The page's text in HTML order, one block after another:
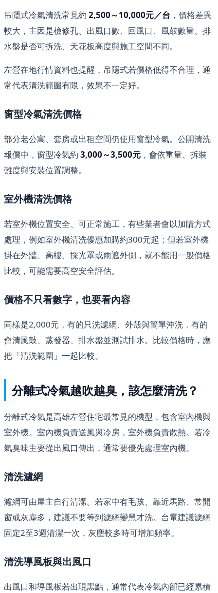
吊隱式冷氣清洗常見約 2,500～10,000元／台 ，價格差異
較大，主因是檢修孔、出風口數、回風口、風鼓數量、排
水盤是否可拆洗、天花板高度與施工空間不同。
左營在地行情資料也提醒，吊隱式若價格低得不合理，通
常代表清洗範圍有限，效果不一定好。
窗型冷氣清洗價格
部分老公寓、套房或出租空間仍使用窗型冷氣。公開清洗
報價中，窗型冷氣約 3,000～3,500元 ，會依重量、拆裝
難度與安裝位置調整。
室外機清洗價格
若室外機位置安全、可正常施工，有些業者會以加購方式
處理，例如室外機清洗優惠加購約300元起；但若室外機
掛在外牆、高樓、採光罩或雨遮外側，就不能用一般價格
比較，可能需要高空安全評估。
價格不只看數字，也要看內容
同樣是2,000元，有的只洗濾網、外殼與簡單沖洗，有的
會清風鼓、蒸發器、排水盤並測試排水。比較價格時，應
把「清洗範圍」一起比較。
分離式冷氣越吹越臭，該怎麼清洗？
分離式冷氣是高雄左營住宅最常見的機型，包含室內機與
室外機。室內機負責送風與冷房，室外機負責散熱。若冷
氣臭味主要從出風口傳出，通常要優先處理室內機。
清洗濾網
濾網可由屋主自行清潔。若家中有毛孩、靠近馬路、常開
窗或灰塵多，建議不要等到濾網變黑才洗。台電建議濾網
固定2至3週清潔一次，灰塵較多時可增加頻率。
清洗導風板與出風口
出風口和導風板若出現黑點，通常代表冷氣內部已經累積